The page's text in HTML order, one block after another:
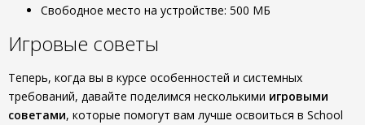
Свободное место на устройстве: 500 МБ
Игровые советы
Теперь, когда вы в курсе особенностей и системных
требований, давайте поделимся несколькими игровыми
советами, которые помогут вам лучше освоиться в School